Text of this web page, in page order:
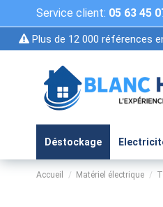
Service client: 05 63 45
Plus de 12 000 références
Déstockage
Accueil Matériel électrique